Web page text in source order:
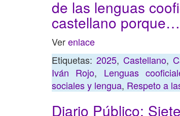
de las lenguas
castellano
Verenlace
Etiquetas: 2025, Castellano,
Iván Rojo, Lenguas
sociales y lengua, Respeto a
Diario Público: